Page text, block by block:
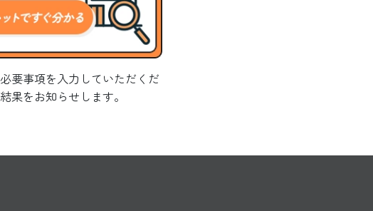
要事項を入力していただくだ
果をお知らせします。